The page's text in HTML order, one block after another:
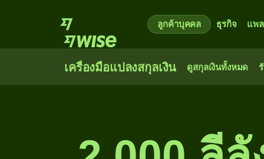
ลูกค้าบุคคล ธุรกิจ แพ
เครื่องมือแปลงสกุลเงิน ดูสกุลเงินทั้งหมด